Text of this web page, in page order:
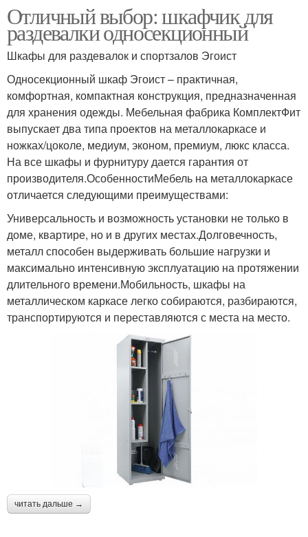
Отличный выбор: шкафчик для
раздевалки односекционный
Шкафы для раздевалок и спортзалов Эгоист
Односекционный шкаф Эгоист – практичная,
комфортная, компактная конструкция, предназначенная
для хранения одежды. Мебельная фабрика КомплектФит
выпускает два типа проектов на металлокаркасе и
ножках/цоколе, медиум, эконом, премиум, люкс класса.
На все шкафы и фурнитуру дается гарантия от
производителя.ОсобенностиМебель на металлокаркасе
отличается следующими преимуществами:
Универсальность и возможность установки не только в
доме, квартире, но и в других местах.Долговечность,
металл способен выдерживать большие нагрузки и
максимально интенсивную эксплуатацию на протяжении
длительного времени.Мобильность, шкафы на
металлическом каркасе легко собираются, разбираются,
транспортируются и переставляются с места на место.
читать дальше →